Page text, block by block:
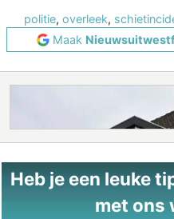
politie, overleek,
Maak
Heb je een leuke
met ons